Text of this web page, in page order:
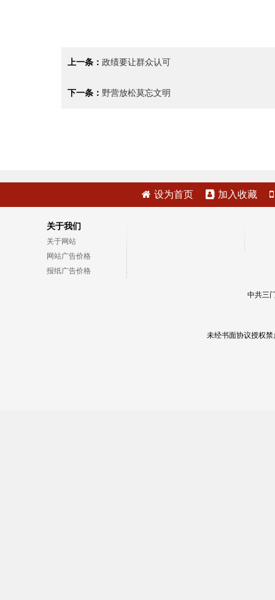
上一条： 政绩要让群众认可
下一条： 野营放松莫忘文明
设为首页 加入收藏
关于我们
关于网站
网站广告价格
报纸广告价格
中共三
未经书面协议授权